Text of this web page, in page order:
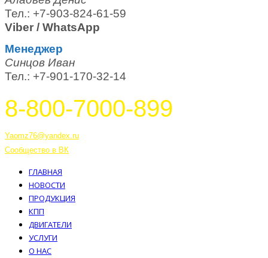
Тел.: +7-903-824-61-59
Viber / WhatsApp
Менеджер
Синцов Иван
Тел.: +7-901-170-32-14
8-800-7000-899
Yaomz76@yandex.ru
Сообщество в ВК
ГЛАВНАЯ
НОВОСТИ
ПРОДУКЦИЯ
КПП
ДВИГАТЕЛИ
УСЛУГИ
О НАС